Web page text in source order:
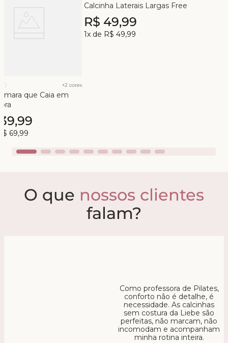
+2 cores
que Caia em
,99
69,99
Calcinha Laterais Largas Free
R$ 49,99
1x de R$ 49,99
O que nossos clientes
falam?
Como professora de Pilates,
conforto não é detalhe, é
necessidade. As calcinhas
sem costura da Liebe são
perfeitas, não marcam, não
incomodam e acompanham
minha rotina inteira.